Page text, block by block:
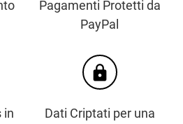
Pagamenti Protetti da
PayPal
in
https
Dati Criptati per una